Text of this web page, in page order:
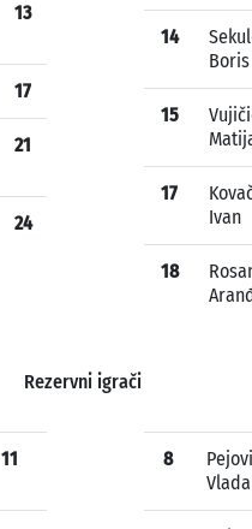
13
17
21
24
14
Boris
15
17
Ivan
18
Rezervni igrači
11 8